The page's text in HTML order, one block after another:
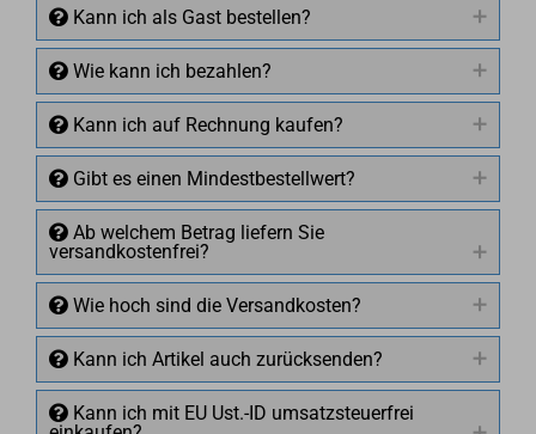
Kann ich als Gast bestellen?
Wie kann ich bezahlen?
Kann ich auf Rechnung kaufen?
Gibt es einen Mindestbestellwert?
Ab welchem Betrag liefern Sie
versandkostenfrei?
Wie hoch sind die Versandkosten?
Kann ich Artikel auch zurücksenden?
Kann ich mit EU Ust.-ID umsatzsteuerfrei